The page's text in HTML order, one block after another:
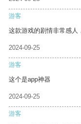
游客
这款游戏的剧情非常感人
2024-09-25
游客
这个是app神器
2024-09-25
游客